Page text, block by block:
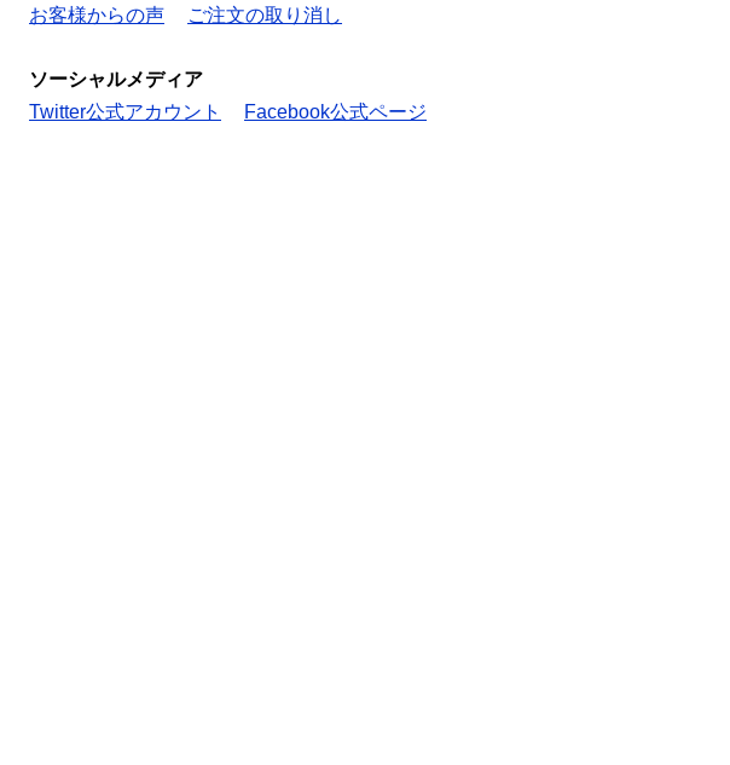
お客様からの声
ご注文の取り消し
ソーシャルメディア
Twitter公式アカウント
Facebook公式ページ